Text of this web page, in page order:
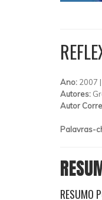
Ano: 2007 |
Autores:
Autor
Palavras-
RESUMO